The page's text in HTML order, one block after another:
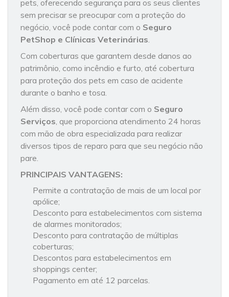
pets, oferecendo segurança para os seus clientes
sem precisar se preocupar com a proteção do
negócio, você pode contar com o Seguro
PetShop e Clínicas Veterinárias.
Com coberturas que garantem desde danos ao
patrimônio, como incêndio e furto, até cobertura
para proteção dos pets em caso de acidente
durante o banho e tosa.
Além disso, você pode contar com o Seguro
Serviços, que proporciona atendimento 24 horas
com mão de obra especializada para realizar
diversos tipos de reparo para que seu negócio não
pare.
PRINCIPAIS VANTAGENS:
Permite a contratação de mais de um local por
apólice;
Desconto para estabelecimentos com sistema
de alarmes monitorados;
Desconto para contratação de múltiplas
coberturas;
Descontos para estabelecimentos em
shoppings center;
Pagamento em até 12 parcelas.